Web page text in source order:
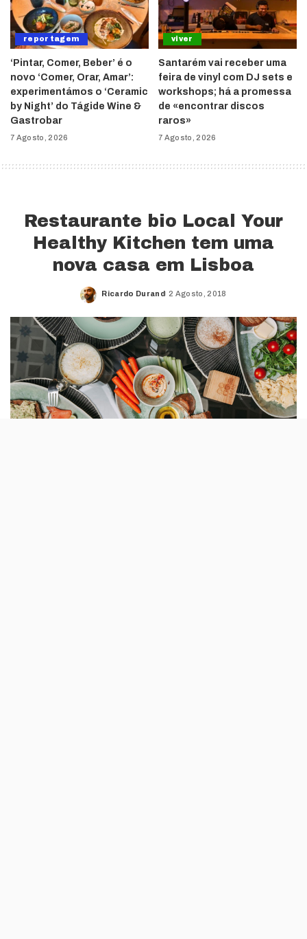
reportagem
‘Pintar, Comer, Beber’ é o
novo ‘Comer, Orar, Amar’:
experimentámos o ‘Ceramic
by Night’ do Tágide Wine &
Gastrobar
7 Agosto, 2026
viver
Santarém vai receber uma
feira de vinyl com DJ sets e
workshops; há a promessa
de «encontrar discos
raros»
7 Agosto, 2026
Restaurante bio Local Your
Healthy Kitchen tem uma
nova casa em Lisboa
Posted
Ricardo Durand 2 Agosto, 2018